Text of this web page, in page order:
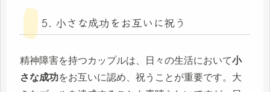
5. 小さな成功をお互いに祝う
精神障害を持つカップルは、日々の生活において小
さな成功をお互いに認め、祝うことが重要です。大